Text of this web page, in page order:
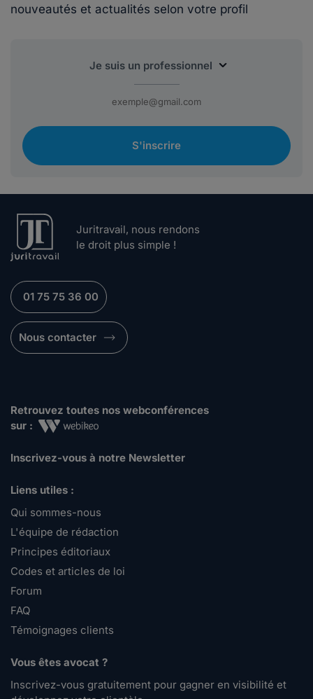
nouveautés et actualités selon votre profil
S'inscrire
Juritravail, nous rendons
le droit plus simple !
01 75 75 36 00
Nous contacter
Retrouvez toutes nos webconférences
sur :
Inscrivez-vous à notre Newsletter
Liens utiles :
Qui sommes-nous
L'équipe de rédaction
Principes éditoriaux
Codes et articles de loi
Forum
FAQ
Témoignages clients
Vous êtes avocat ?
Inscrivez-vous gratuitement pour gagner en visibilité et